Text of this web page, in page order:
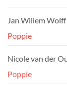
Jan Willem Wolff
Poppie
Nicole van der
Poppie